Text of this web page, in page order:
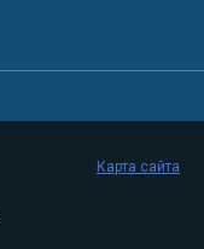
Карта сайта